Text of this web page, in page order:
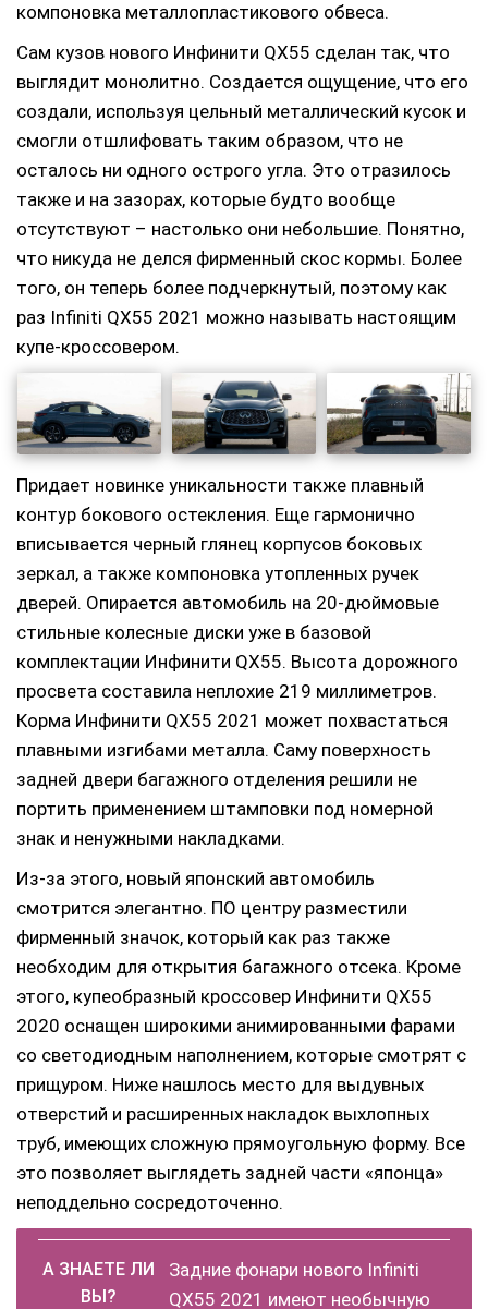
компоновка металлопластикового обвеса.
Сам кузов нового Инфинити QX55 сделан так, что
выглядит монолитно. Создается ощущение, что его
создали, используя цельный металлический кусок и
смогли отшлифовать таким образом, что не
осталось ни одного острого угла. Это отразилось
также и на зазорах, которые будто вообще
отсутствуют – настолько они небольшие. Понятно,
что никуда не делся фирменный скос кормы. Более
того, он теперь более подчеркнутый, поэтому как
раз Infiniti QX55 2021 можно называть настоящим
купе-кроссовером.
Придает новинке уникальности также плавный
контур бокового остекления. Еще гармонично
вписывается черный глянец корпусов боковых
зеркал, а также компоновка утопленных ручек
дверей. Опирается автомобиль на 20-дюймовые
стильные колесные диски уже в базовой
комплектации Инфинити QX55. Высота дорожного
просвета составила неплохие 219 миллиметров.
Корма Инфинити QX55 2021 может похвастаться
плавными изгибами металла. Саму поверхность
задней двери багажного отделения решили не
портить применением штамповки под номерной
знак и ненужными накладками.
Из-за этого, новый японский автомобиль
смотрится элегантно. ПО центру разместили
фирменный значок, который как раз также
необходим для открытия багажного отсека. Кроме
этого, купеобразный кроссовер Инфинити QX55
2020 оснащен широкими анимированными фарами
со светодиодным наполнением, которые смотрят с
прищуром. Ниже нашлось место для выдувных
отверстий и расширенных накладок выхлопных
труб, имеющих сложную прямоугольную форму. Все
это позволяет выглядеть задней части «японца»
неподдельно сосредоточенно.
Задние фонари нового Infiniti
QX55 2021 имеют необычную